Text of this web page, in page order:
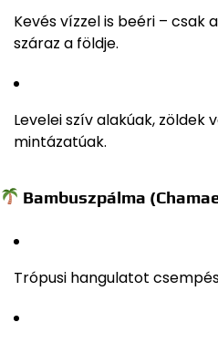
Kevés vízzel is beéri – csak
száraz a földje.
Levelei szív alakúak, zöldek
mintázatúak.
Bambuszpálma
Trópusi hangulatot